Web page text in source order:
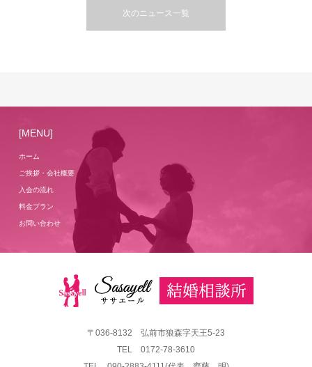
次のニュース一覧
[MENU]
ホーム
ご挨拶・会社概要
入会の流れ
料金プラン
お問い合わせ
〒036-8132 弘前市狼森字天王5-23
TEL 0172-78-3610